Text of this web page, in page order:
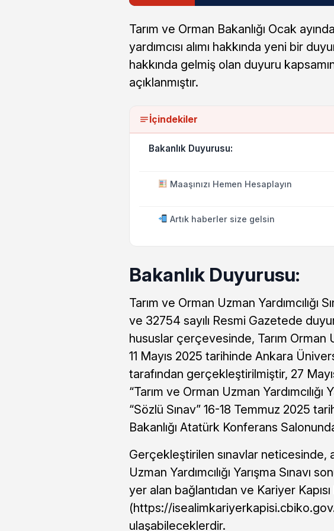
Tarım ve Orman Bakanlığı Ocak
yardımcısı alımı hakkında yeni bir
hakkında gelmiş olan duyuru
açıklanmıştır.
İçindekiler
Bakanlık Duyurusu:
Maaşınızı Hemen Hesaplayın
Artık haberler size gelsin
Bakanlık Duyurusu:
Tarım ve Orman Uzman Yardımcılığı
ve 32754 sayılı Resmi Gazetede
hususlar çerçevesinde, Tarım Orman
11 Mayıs 2025 tarihinde Ankara
tarafından gerçekleştirilmiştir, 27
“Tarım ve Orman Uzman Yardımcılığı
“Sözlü Sınav” 16-18 Temmuz 2025
Bakanlığı Atatürk Konferans Salonunda
Gerçekleştirilen sınavlar neticesinde,
Uzman Yardımcılığı Yarışma Sınavı
yer alan bağlantıdan ve Kariyer Kapısı
(https://
ulaşabileceklerdir.